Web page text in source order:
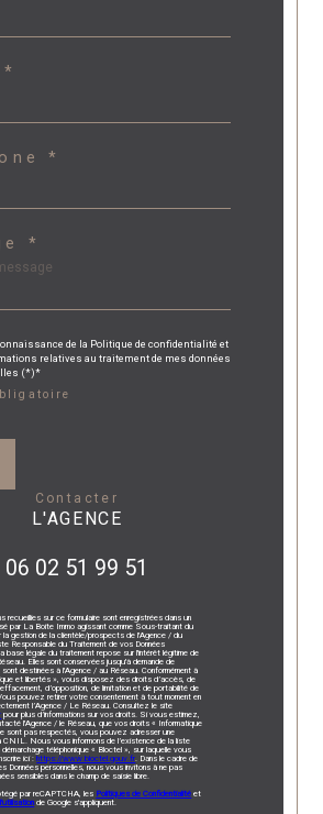
*
*
de la Politique de confidentialité et
relatives au traitement de mes données
(*)*
contacter
L'AGENCE
06 02 51 99 51
recueillies sur ce formulaire sont enregistrées dans un
par La Boite Immo agissant comme Sous-traitant du
la gestion de la clientèle/prospects de l'Agence / du
Responsable du Traitement de vos Données
base légale du traitement repose sur l'intérêt légitime de
Elles sont conservées jusqu'à demande de
sont destinées à l'Agence / au Réseau. Conformément à
et libertés », vous disposez des droits d’accès, de
d’opposition, de limitation et de portabilité de
pouvez retirer votre consentement à tout moment en
l’Agence / Le Réseau. Consultez le site
pour plus d’informations sur vos droits. Si vous estimez,
l'Agence / le Réseau, que vos droits « Informatique
sont pas respectés, vous pouvez adresser une
CNIL. Nous vous informons de l’existence de la liste
démarchage téléphonique « Bloctel », sur laquelle vous
ici :https://www.bloctel.gouv.fr. Dans le cadre de
Données personnelles, nous vous invitons à ne pas
sensibles dans le champ de saisie libre.
par reCAPTCHA, les Politiques de Confidentialité et
de Google s'appliquent.